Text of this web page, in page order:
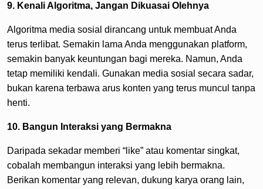
9. Kenali Algoritma, Jangan Dikuasai Olehnya
Algoritma media sosial dirancang untuk membuat Anda
terus terlibat. Semakin lama Anda menggunakan platform,
semakin banyak keuntungan bagi mereka. Namun, Anda
tetap memiliki kendali. Gunakan media sosial secara sadar,
bukan karena terbawa arus konten yang terus muncul tanpa
henti.
10. Bangun Interaksi yang Bermakna
Daripada sekadar memberi “like” atau komentar singkat,
cobalah membangun interaksi yang lebih bermakna.
Berikan komentar yang relevan, dukung karya orang lain,